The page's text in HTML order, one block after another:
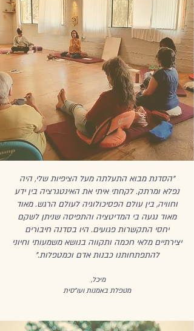
"הסדנת מבוא התעלתה מעל הציפיות שלי, היה
נפלא ומרתק. לקחתי איתי את האינטגרציה בין ידע
וחוויה, בין עולם הפסיכולוגיה לעולם הרגש. מאוד
מאוד נגעה בי המדיטציה והתפיסה שניתן לשקם
יחסי התקשרות פגועים. היו בסדנה חיבורים
יצירתיים מלאי חכמה ותקווה בנושא משמעותי וחיוני
להתפתחותנו כבנות אדם וכמטפלות."
מיכל,
מטפלת באמנות ועו"סית